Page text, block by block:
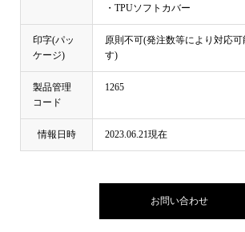
・TPUソフトカバー
印字(パッ
ケージ)
原則不可(発注数等により対応可
す)
製品管理
コード
1265
情報日時 2023.06.21現在
お問い合わせ